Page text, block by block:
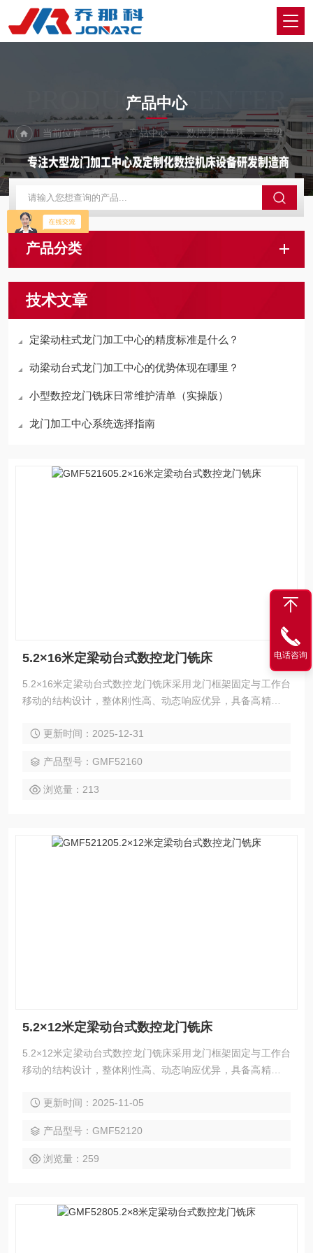
PRODUCTS CENTER
产品中心
当前位置：首页 产品中心 数控龙门铣床 定梁动台式数控龙门铣床
产品分类
技术文章
定梁动柱式龙门加工中心的精度标准是什么？
动梁动台式龙门加工中心的优势体现在哪里？
小型数控龙门铣床日常维护清单（实操版）
龙门加工中心系统选择指南
5.2×16米定梁动台式数控龙门铣床
5.2×16米定梁动台式数控龙门铣床采用龙门框架固定与工作台
移动的结构设计，整体刚性高、动态响应优异，具备高精度、
程机械、模具、航空航天、船舶制造等领域的零件精密加工，
种加工工艺，并支持三轴联动曲面切削。选配附件铣头，可实
现五面复合加工，一次装夹即可高效完成复杂工件的多面加工
更新时间：2025-12-31
产品型号：GMF52160
浏览量：213
5.2×12米定梁动台式数控龙门铣床
5.2×12米定梁动台式数控龙门铣床采用龙门框架固定与工作台
移动的结构设计，整体刚性高、动态响应优异，具备高精度、
程机械、模具、航空航天、船舶制造等领域的零件精密加工，
种加工工艺，并支持三轴联动曲面切削。选配附件铣头，可实
现五面复合加工，一次装夹即可高效完成复杂工件的多面加工
更新时间：2025-11-05
产品型号：GMF52120
浏览量：259
电话咨询